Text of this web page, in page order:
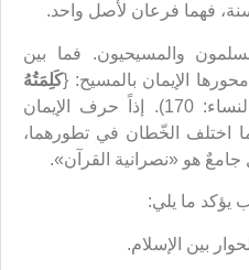
فهما فرعان لأصل واحد.
والمسيحيون. فما بين
الإيمان بالمسيح: {كَلِمَتُهُ
} (النساء: 170). إذاً حرف الإيمان
اختلف الخّطان في تطورهما،
جامعٌ هو «نصرانية القرآن».
بين الإسلام.